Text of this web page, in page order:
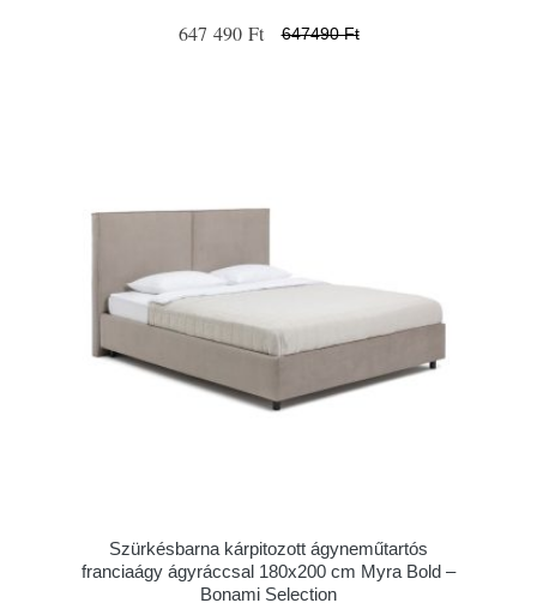
647 490 Ft 647490 Ft
Szürkésbarna kárpitozott ágyneműtartós
franciaágy ágyráccsal 180x200 cm Myra Bold –
Bonami Selection